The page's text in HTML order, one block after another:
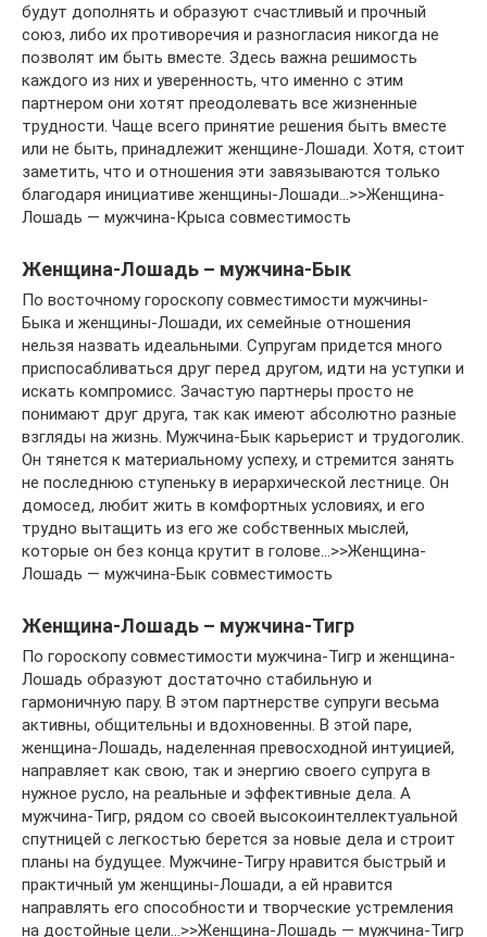
будут дополнять и образуют счастливый и прочный
союз, либо их противоречия и разногласия никогда не
позволят им быть вместе. Здесь важна решимость
каждого из них и уверенность, что именно с этим
партнером они хотят преодолевать все жизненные
трудности. Чаще всего принятие решения быть вместе
или не быть, принадлежит женщине-Лошади. Хотя, стоит
заметить, что и отношения эти завязываются только
благодаря инициативе женщины-Лошади…>>Женщина-
Лошадь — мужчина-Крыса совместимость
Женщина-Лошадь – мужчина-Бык
По восточному гороскопу совместимости мужчины-
Быка и женщины-Лошади, их семейные отношения
нельзя назвать идеальными. Супругам придется много
приспосабливаться друг перед другом, идти на уступки и
искать компромисс. Зачастую партнеры просто не
понимают друг друга, так как имеют абсолютно разные
взгляды на жизнь. Мужчина-Бык карьерист и трудоголик.
Он тянется к материальному успеху, и стремится занять
не последнюю ступеньку в иерархической лестнице. Он
домосед, любит жить в комфортных условиях, и его
трудно вытащить из его же собственных мыслей,
которые он без конца крутит в голове…>>Женщина-
Лошадь — мужчина-Бык совместимость
Женщина-Лошадь – мужчина-Тигр
По гороскопу совместимости мужчина-Тигр и женщина-
Лошадь образуют достаточно стабильную и
гармоничную пару. В этом партнерстве супруги весьма
активны, общительны и вдохновенны. В этой паре,
женщина-Лошадь, наделенная превосходной интуицией,
направляет как свою, так и энергию своего супруга в
нужное русло, на реальные и эффективные дела. А
мужчина-Тигр, рядом со своей высокоинтеллектуальной
спутницей с легкостью берется за новые дела и строит
планы на будущее. Мужчине-Тигру нравится быстрый и
практичный ум женщины-Лошади, а ей нравится
направлять его способности и творческие устремления
на достойные цели…>>Женщина-Лошадь — мужчина-Тигр